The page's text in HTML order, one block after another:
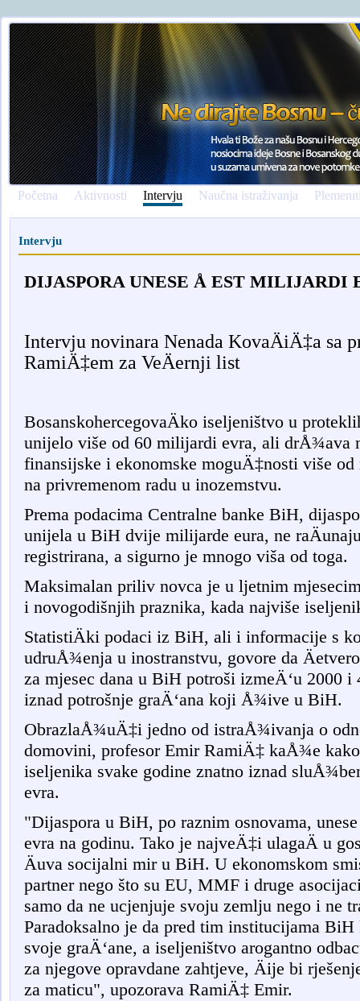
Početna Aktivnosti Intervju Naučna istraživanja
Intervju
DIJASPORA UNESE Å EST MILIJARDI
Intervju novinara Nenada KovaÄiÄ‡a sa
RamiÄ‡em za VeÄernji list
BosanskohercegovaÄko iseljeništvo u
unijelo više od 60 milijardi evra, ali drÅ¾ava
finansijske i ekonomske moguÄ‡nosti više
na privremenom radu u inozemstvu.
Prema podacima Centralne banke BiH,
unijela u BiH dvije milijarde eura, ne
registrirana, a sigurno je mnogo viša od toga.
Maksimalan priliv novca je u ljetnim
i novogodišnjih praznika, kada najviše
StatistiÄki podaci iz BiH, ali i informacije s
udruÅ¾enja u inostranstvu, govore da
za mjesec dana u BiH potroši izmeÄ‘u 2000 i
iznad potrošnje graÄ‘ana koji Å¾ive u BiH.
ObrazlaÅ¾uÄ‡i jedno od istraÅ¾ivanja o
domovini, profesor Emir RamiÄ‡ kaÅ¾e
iseljenika svake godine znatno iznad
evra.
"Dijaspora u BiH, po raznim osnovama,
evra na godinu. Tako je najveÄ‡i ulagaÄ u
Äuva socijalni mir u BiH. U ekonomskom
partner nego što su EU, MMF i druge
samo da ne ucjenjuje svoju zemlju nego i ne
Paradoksalno je da pred tim institucijama
svoje graÄ‘ane, a iseljeništvo arogantno
za njegove opravdane zahtjeve, Äije bi
za maticu", upozorava RamiÄ‡ Emir.